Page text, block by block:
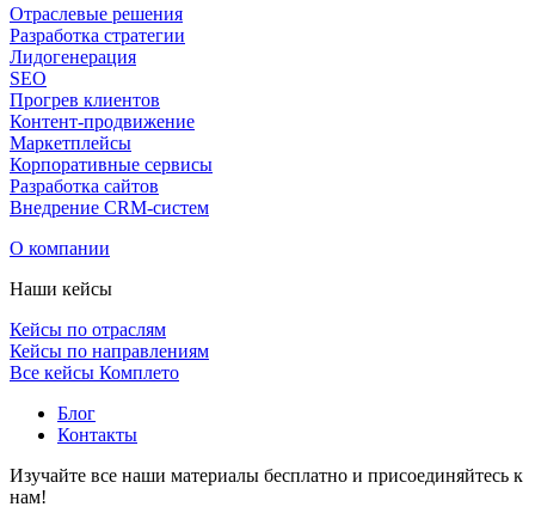
Отраслевые решения
Разработка стратегии
Лидогенерация
SEO
Прогрев клиентов
Контент-продвижение
Маркетплейсы
Корпоративные сервисы
Разработка сайтов
Внедрение CRM-систем
О компании
Наши кейсы
Кейсы по отраслям
Кейсы по направлениям
Все кейсы Комплето
Блог
Контакты
Изучайте все наши материалы бесплатно и присоединяйтесь к
нам!